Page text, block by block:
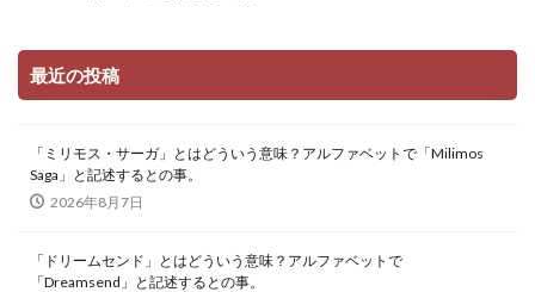
最近の投稿
「ミリモス・サーガ」とはどういう意味？アルファベットで「Milimos
Saga」と記述するとの事。
2026年8月7日
「ドリームセンド」とはどういう意味？アルファベットで
「Dreamsend」と記述するとの事。